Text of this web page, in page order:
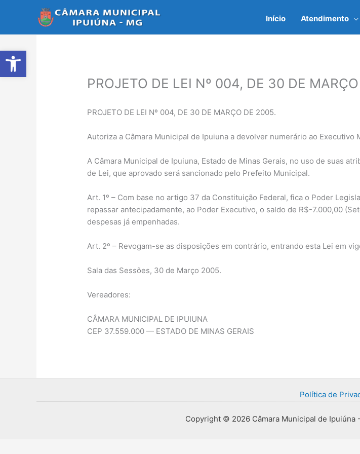
Abrir a barra de ferramentas
Início Atendimento
PROJETO DE LEI Nº 004, DE 30 DE
PROJETO DE LEI Nº 004, DE 30 DE MARÇO DE 2005.
Autoriza a Câmara Municipal de Ipuiuna a devolver numerário ao Executivo
A Câmara Municipal de Ipuiuna, Estado de Minas Gerais, no uso de suas
de Lei, que aprovado será sancionado pelo Prefeito Municipal.
Art. 1º – Com base no artigo 37 da Constituição Federal, fica o Poder
repassar antecipadamente, ao Poder Executivo, o saldo de R$-7.000,00
despesas já empenhadas.
Art. 2º – Revogam-se as disposições em contrário, entrando esta Lei em
Sala das Sessões, 30 de Março 2005.
Vereadores:
CÂMARA MUNICIPAL DE IPUIUNA
CEP 37.559.000 — ESTADO DE MINAS GERAIS
Política de
Copyright © 2026 Câmara Municipal de Ipuiúna